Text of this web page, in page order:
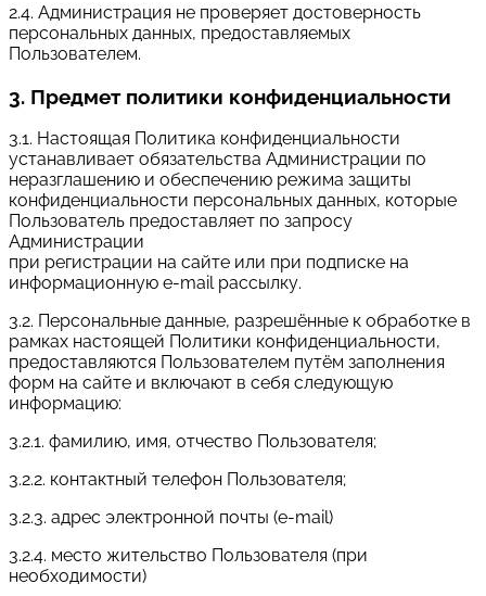
2.4. Администрация не проверяет достоверность
персональных данных, предоставляемых
Пользователем.
3. Предмет политики конфиденциальности
3.1. Настоящая Политика конфиденциальности
устанавливает обязательства Администрации по
неразглашению и обеспечению режима защиты
конфиденциальности персональных данных, которые
Пользователь предоставляет по запросу
Администрации
при регистрации на сайте или при подписке на
информационную e-mail рассылку.
3.2. Персональные данные, разрешённые к обработке в
рамках настоящей Политики конфиденциальности,
предоставляются Пользователем путём заполнения
форм на сайте и включают в себя следующую
информацию:
3.2.1. фамилию, имя, отчество Пользователя;
3.2.2. контактный телефон Пользователя;
3.2.3. адрес электронной почты (e-mail)
3.2.4. место жительство Пользователя (при
необходимости)